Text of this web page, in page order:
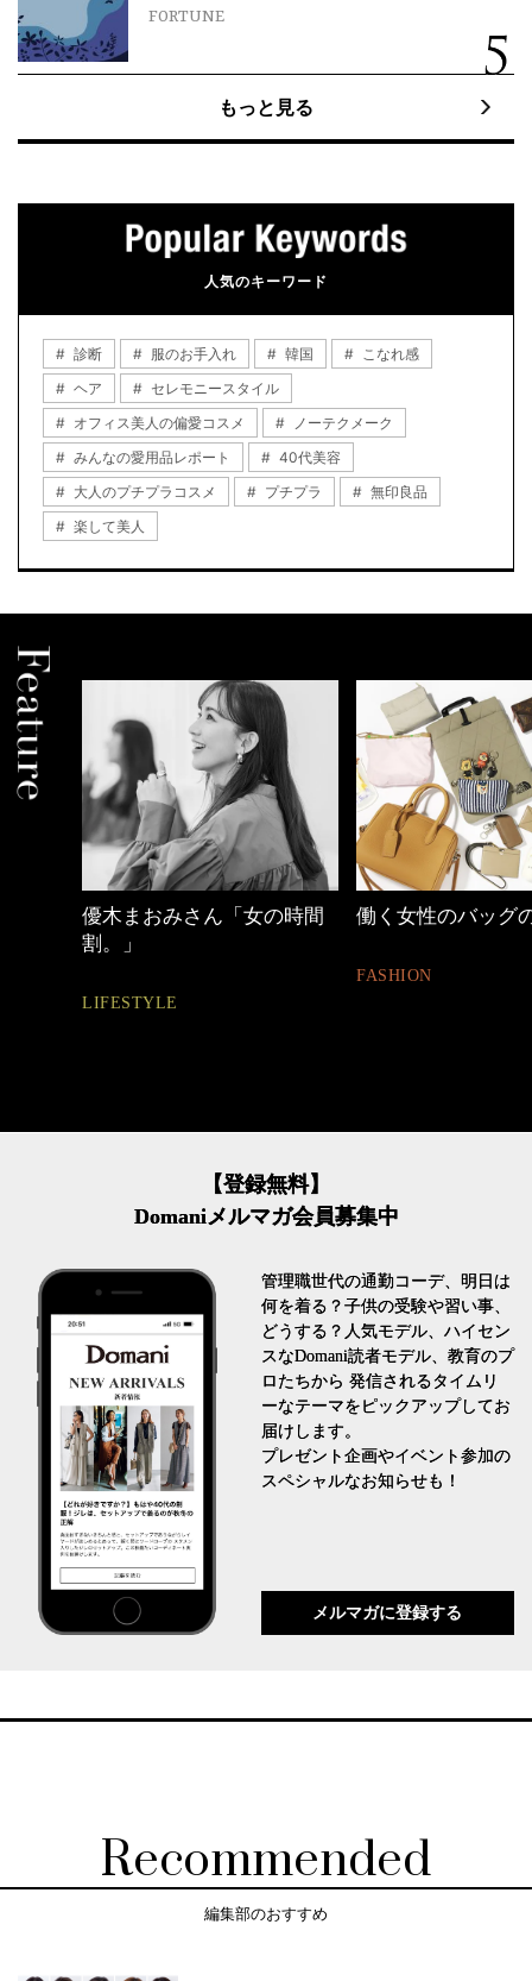
FORTUNE
もっと見る
人気のキーワード
診断 服のお手入れ 韓国
こなれ感
ヘア
セレモニースタイル
オフィス美人の偏愛コスメ
ノーテクメーク
みんなの愛用品レポート
40代美容
大人のプチプラコスメ
プチプラ
無印良品
楽して美人
優木まおみさん「女の時間
割。」
LIFESTYLE
働く女性のバッグ
FASHION
【登録無料】
Domaniメルマガ会員募集中
管理職世代の通勤コーデ、明日は
何を着る？子供の受験や習い事、
どうする？人気モデル、ハイセン
スなDomani読者モデル、教育のプ
ロたちから 発信されるタイムリ
ーなテーマをピックアップしてお
届けします。
プレゼント企画やイベント参加の
スペシャルなお知らせも！
メルマガに登録する
Recommended
編集部のおすすめ